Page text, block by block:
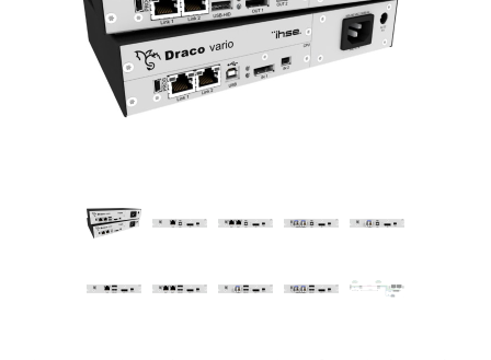
Energiemessung
Energieverteilung
IP, WLAN & GSM Sensorik
Datenlogger
IoT - Internet of Things
Remote I/O
IPC, Industrielle Netzwerktechnik & WLAN
Industrielle Netzwerktechnik / Kommunikation
Industrielle Computer
IT Netzwerktechnik / Kommunikation
Comet System
CompleTech
Contemporary Controls
Enginko - mcf88